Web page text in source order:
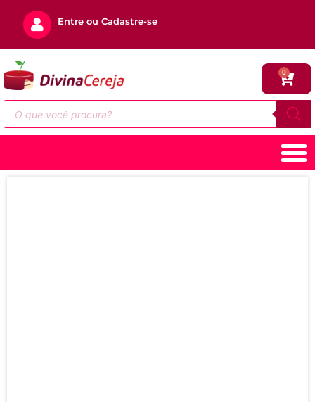
Entre ou Cadastre-se
0